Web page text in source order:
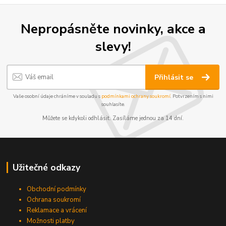
Nepropásněte novinky, akce a
slevy!
Přihlásit se
Vaše osobní údaje chráníme v souladu s podmínkami ochrany soukromí. Potvrzením s nimi
souhlasíte.
Můžete se kdykoli odhlásit. Zasíláme jednou za 14 dní.
Užitečné odkazy
Obchodní podmínky
Ochrana soukromí
Reklamace a vrácení
Možnosti platby